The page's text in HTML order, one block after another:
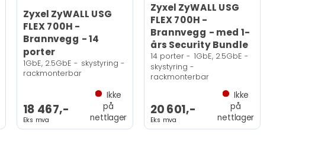
Zyxel ZyWALL USG
FLEX 700H -
Brannvegg - 14
porter
1GbE, 2.5GbE - skystyring -
rackmonterbar
18 467,-
Eks mva
Ikke
på
nettlager
Zyxel ZyWALL USG
FLEX 700H -
Brannvegg - med 1-
års Security Bundle
14 porter - 1GbE, 2.5GbE -
skystyring -
rackmonterbar
20 601,-
Eks mva
Ikke
på
nettlager